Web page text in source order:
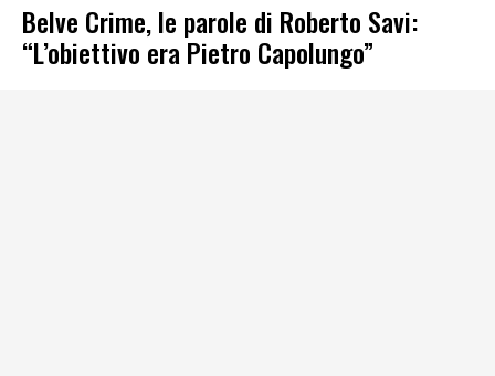
Belve Crime, le parole di Roberto Savi:
“L’obiettivo era Pietro Capolungo”